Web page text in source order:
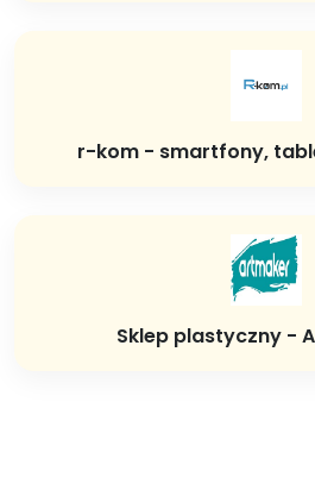
r-kom - smartfony,
Sklep plastyczny -